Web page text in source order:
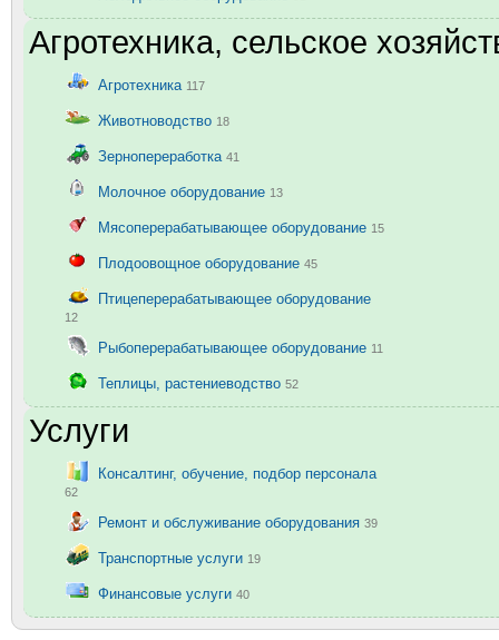
Агротехника, сельское
Агротехника 117
Животноводство 18
Зернопереработка 41
Молочное оборудование 13
Мясоперерабатывающее оборудование 15
Плодоовощное оборудование 45
Птицеперерабатывающее оборудование
12
Рыбоперерабатывающее оборудование 11
Теплицы, растениеводство 52
Услуги
Консалтинг, обучение, подбор персонала
62
Ремонт и обслуживание оборудования 39
Транспортные услуги 19
Финансовые услуги 40